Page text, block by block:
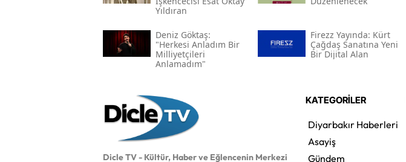
Yıldıran
Deniz Göktaş:
"herkesi Anladım Bir
Milliyetçileri
Anlamadım"
Firezz Yayında: Kürt
Çağdaş Sanatına Yeni
Bir Dijital Alan
Dicle TV - Kültür, Haber ve Eğlencenin Merkezi
KATEGORİLER
Diyarbakır Haberleri
Asayiş
Gündem